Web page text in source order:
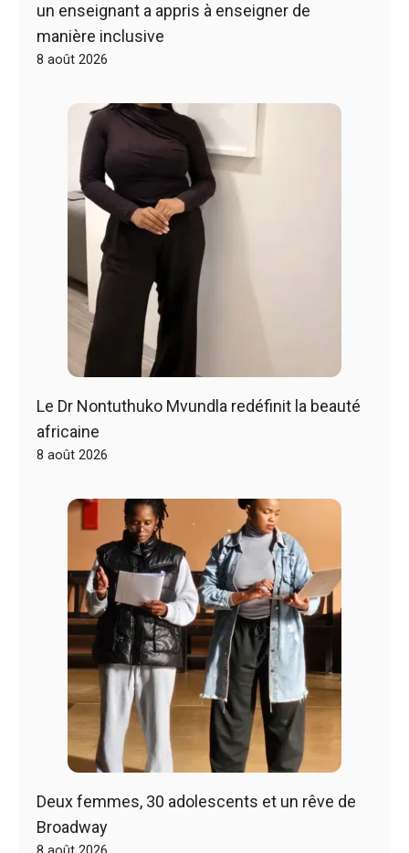
un enseignant a appris à enseigner de
manière inclusive
8 août 2026
Le Dr Nontuthuko Mvundla redéfinit la beauté
africaine
8 août 2026
Deux femmes, 30 adolescents et un rêve de
Broadway